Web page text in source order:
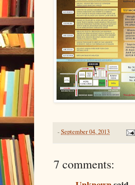
-September 04, 2013
7 comments: